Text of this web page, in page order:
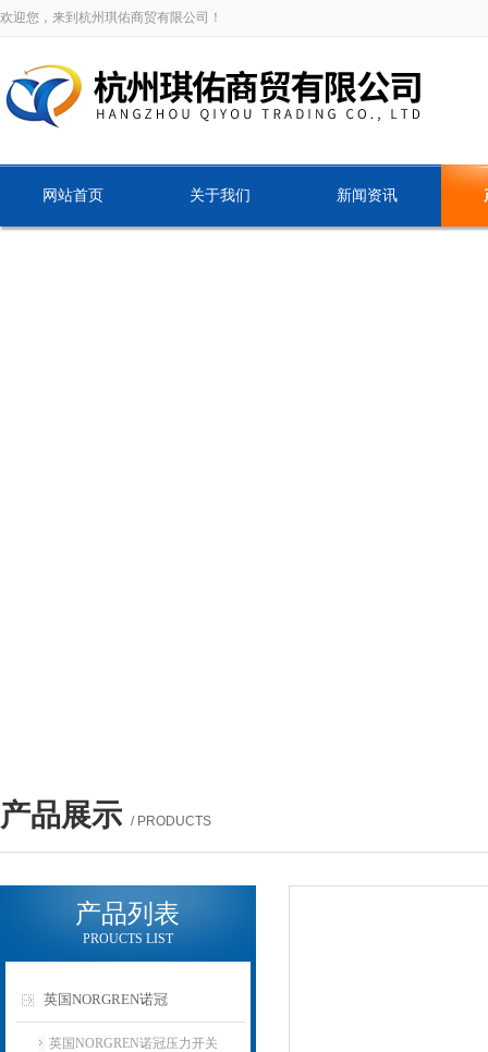
欢迎您，来到杭州琪佑商贸有限公司！
网站首页 关于我们 新闻资讯
产品展示 / PRODUCTS
产品列表
PROUCTS LIST
英国NORGREN诺冠
英国NORGREN诺冠压力开关